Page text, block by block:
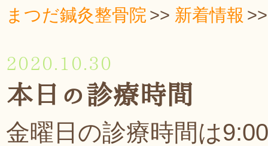
まつだ鍼灸整骨院 新着情報
2020.10.30
本日の診療時間
金曜日の診療時間は